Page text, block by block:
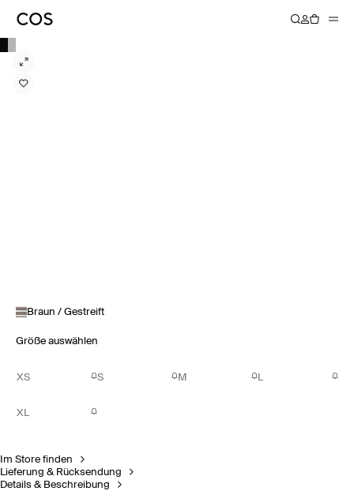
Braun / Gestreift
Größe auswählen
XS S M L
XL
Im Store finden
Lieferung & Rücksendung
Details & Beschreibung